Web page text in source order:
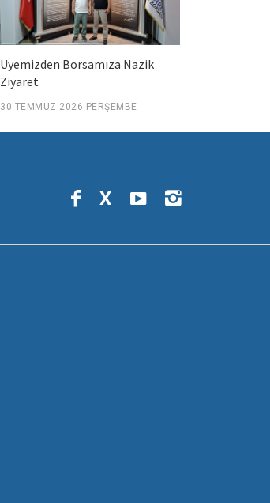
Üyemizden Borsamıza Nazik
Ziyaret
30 TEMMUZ 2026 PERŞEMBE
X